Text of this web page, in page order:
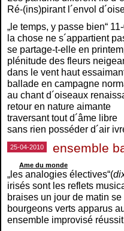
Ré-(ins)pirant l´envol
„le temps, y passe bien“
la chose ne s´appartient
se partage-t-elle en
plénitude des fleurs
dans le vent haut
ballade en campagne
au chant d´oiseaux
retour en nature aimante
traversant tout d´âme libre
sans rien posséder d´air
25-04-2010 ensemble
Ame du monde
„les analogies électives“(
irisés sont les reflets
braises un jour de matin
bourgeons verts apparus
ensemble improvisé réussit